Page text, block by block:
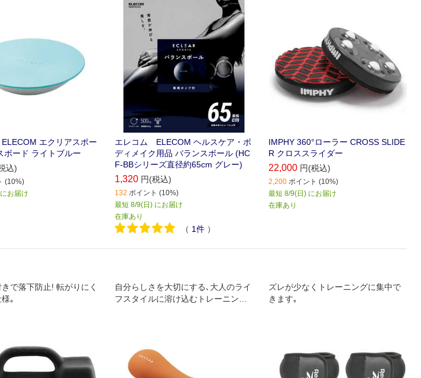
エクリアスポー
ボード ライトブルー
込)
(10%)
お届け
リアに馴染むカラーリングで､ハード
なトレーニングにも耐える耐荷重50
0kgのバランスボール｡
エレコム ELECOM ヘルスケア・ボ
ディメイク用品 バランスボール (HC
F-BBシリーズ直径約65cm グレー)
1,320 円(税込)
132 ポイント (10%)
最短 8/9(日) にお届け
在庫あり
（ 1件 ）
IMPHY 360°ローラー CROSS SLIDE
R クロススライダー
22,000 円(税込)
2,200 ポイント (10%)
最短 8/9(日) にお届け
在庫あり
で落下防止! 転がりにく
｡
自分らしさを大切にする､大人のライ
フスタイルに溶け込むトレーニング
ズレが少なくトレーニングに集中で
きます｡